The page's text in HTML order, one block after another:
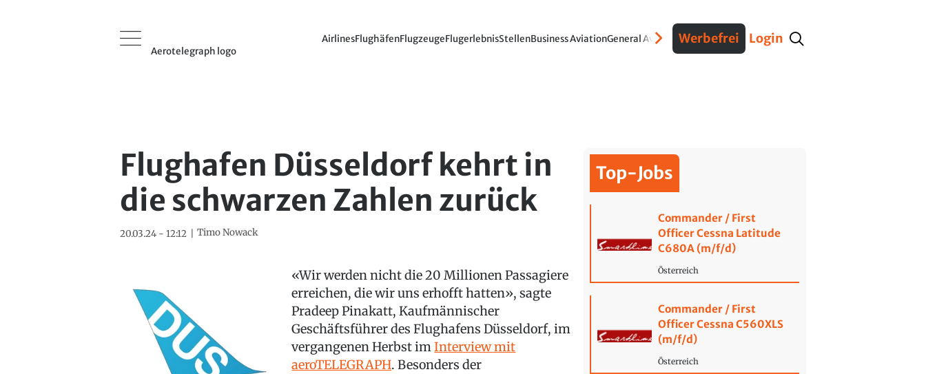
Aerotelegraph logo
AirlinesFlughäfenFlugzeugeFlugerlebnisStellenBusiness AviationGeneral AviationVerteidigungInterviews Fracht
Werbefrei Login
Flughafen Düsseldorf kehrt in
die schwarzen Zahlen zurück
20.03.24 - 12:12 Timo Nowack
«Wir werden nicht die 20 Millionen Passagiere
erreichen, die wir uns erhofft hatten», sagte
Pradeep Pinakatt, Kaufmännischer
Geschäftsführer des Flughafens Düsseldorf, im
vergangenen Herbst imInterview mit
aeroTELEGRAPH. Besonders der
Top-Jobs
Commander / First
Officer Cessna Latitude
C680A (m/f/d)
Österreich
Commander / First
Officer Cessna C560XLS
(m/f/d)
Österreich